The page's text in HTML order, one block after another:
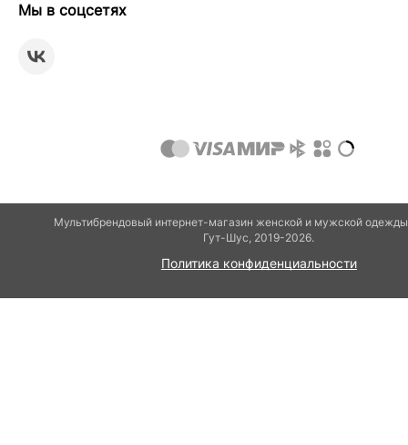
Мы в соцсетях
Мультибрендовый интернет-магазин женской и мужской
Гут-Шуc, 2019-2026.
Политика конфиденциальности